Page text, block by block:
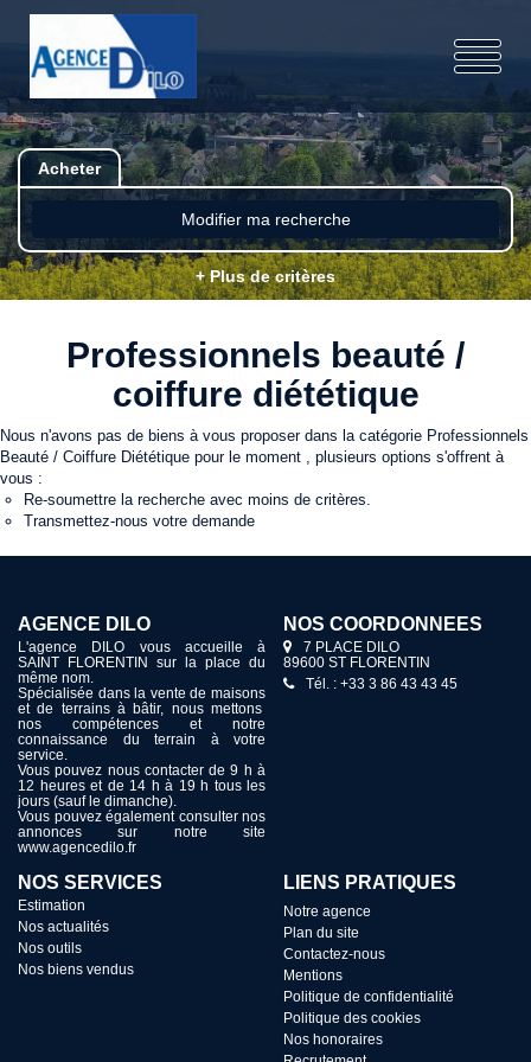
Acheter
Modifier ma recherche
+ Plus de critères
Professionnels beauté /
coiffure diététique
Nous n'avons pas de biens à vous proposer dans la catégorie Professionnels
Beauté / Coiffure Diététique pour le moment , plusieurs options s'offrent à
vous :
Re-soumettre la recherche avec moins de critères.
Transmettez-nous votre demande
AGENCE DILO
L'agence DILO vous accueille à
SAINT FLORENTIN sur la place du
même nom.
Spécialisée dans la vente de maisons
et de terrains à bâtir, nous mettons
nos compétences et notre
connaissance du terrain à votre
service.
Vous pouvez nous contacter de 9 h à
12 heures et de 14 h à 19 h tous les
jours (sauf le dimanche).
Vous pouvez également consulter nos
annonces sur notre site
www.agencedilo.fr
NOS COORDONNÉES
7 PLACE DILO
89600 ST FLORENTIN
Tél. : +33 3 86 43 43 45
NOS SERVICES
Estimation
Nos actualités
Nos outils
Nos biens vendus
LIENS PRATIQUES
Notre agence
Plan du site
Contactez-nous
Mentions
Politique de confidentialité
Politique des cookies
Nos honoraires